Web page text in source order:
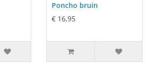
Poncho bruin
€ 16,95